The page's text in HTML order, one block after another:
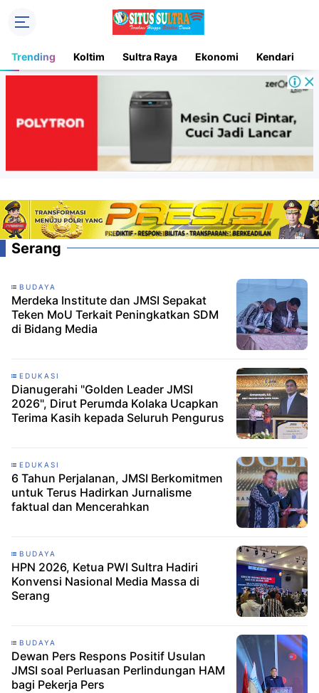
Trending Koltim Sultra Raya Ekonomi Kendari
Serang
BUDAYA
Merdeka Institute dan JMSI Sepakat
Teken MoU Terkait Peningkatkan SDM
di Bidang Media
EDUKASI
Dianugerahi "Golden Leader JMSI
2026", Dirut Perumda Kolaka Ucapkan
Terima Kasih kepada Seluruh Pengurus
EDUKASI
6 Tahun Perjalanan, JMSI Berkomitmen
untuk Terus Hadirkan Jurnalisme
faktual dan Mencerahkan
BUDAYA
HPN 2026, Ketua PWI Sultra Hadiri
Konvensi Nasional Media Massa di
Serang
BUDAYA
Dewan Pers Respons Positif Usulan
JMSI soal Perluasan Perlindungan HAM
bagi Pekerja Pers